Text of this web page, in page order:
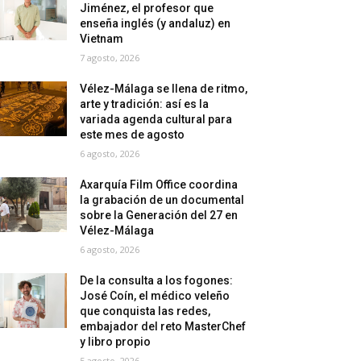
Jiménez, el profesor que
enseña inglés (y andaluz) en
Vietnam
7 agosto, 2026
Vélez-Málaga se llena de ritmo,
arte y tradición: así es la
variada agenda cultural para
este mes de agosto
6 agosto, 2026
Axarquía Film Office coordina
la grabación de un documental
sobre la Generación del 27 en
Vélez-Málaga
6 agosto, 2026
De la consulta a los fogones:
José Coín, el médico veleño
que conquista las redes,
embajador del reto MasterChef
y libro propio